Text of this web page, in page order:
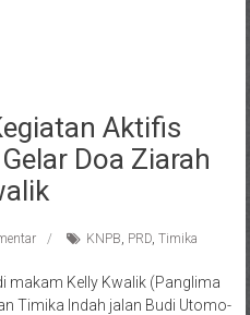
Aktifis
Doa Ziarah
KNPB, PRD, Timika
makam Kelly Kwalik (Panglima
Timika Indah jalan Budi Utomo-